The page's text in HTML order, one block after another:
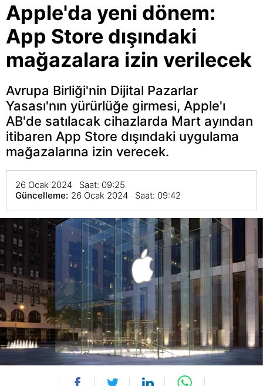
Apple'da yeni dönem:
App Store dışındaki
mağazalara izin verilecek
Avrupa Birliği'nin Dijital Pazarlar
Yasası'nın yürürlüğe girmesi, Apple'ı
AB'de satılacak cihazlarda Mart ayından
itibaren App Store dışındaki uygulama
mağazalarına izin verecek.
26 Ocak 2024 Saat: 09:25
Güncelleme: 26 Ocak 2024 Saat: 09:42